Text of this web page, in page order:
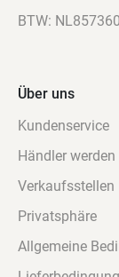
BTW:
Über uns
Kundenservice
Händler werden
Verkaufsstellen
Privatsphäre
Allgemeine